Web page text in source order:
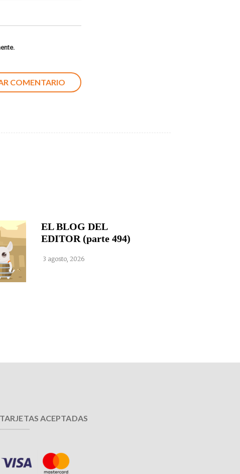
EL BLOG DEL
EDITOR (parte 494)
3 agosto, 2026
TARJETAS ACEPTADAS